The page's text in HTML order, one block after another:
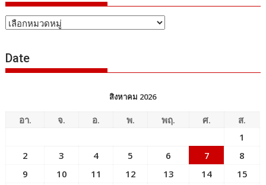
หัวข้อ
Date
สิงหาคม 2026
อา. จ. อ. พ. พฤ. ศ.
ส.
1
2
3 4 5 6 7
8
9
10 11 12 13 14
15